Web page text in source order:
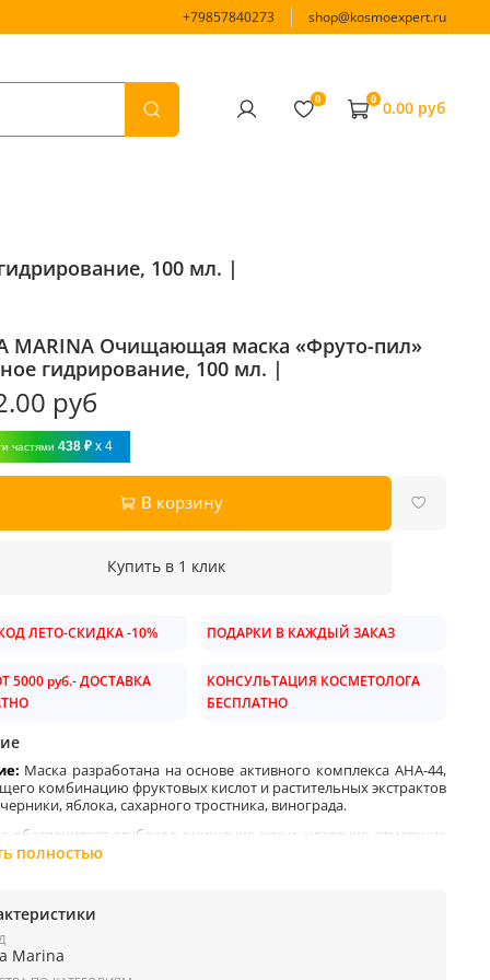
+79857840273 shop@kosmoexpert.ru
0 0 0.00 руб
100 мл. |
MARINA Очищающая маска «Фруто-пил»
гидрирование, 100 мл. |
руб
частями 438 ₽ x 4
В корзину
Купить в 1 клик
ЛЕТО-СКИДКА -10% ПОДАРКИ В КАЖДЫЙ ЗАКАЗ
5000 руб.- ДОСТАВКА
КОНСУЛЬТАЦИЯ КОСМЕТОЛОГА
БЕСПЛАТНО
Маска разработана на основе активного комплекса АНА-44,
комбинацию фруктовых кислот и растительных экстрактов
яблока, сахарного тростника, винограда.
обеспечивает глубокое очищение кожи, удаление отмерших
детоксикацию, увлажнение, отбеливание и
действие
:
полностью
Marina